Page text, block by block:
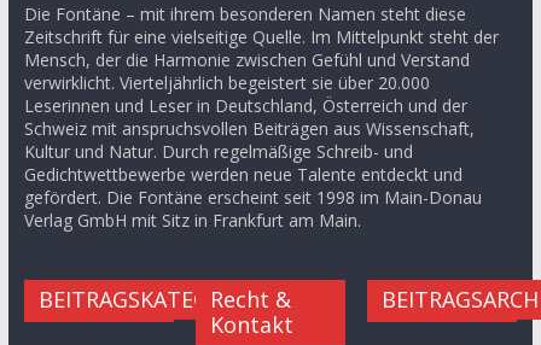
Die Fontäne – mit ihrem besonderen Namen steht diese
Zeitschrift für eine vielseitige Quelle. Im Mittelpunkt steht der
Mensch, der die Harmonie zwischen Gefühl und Verstand
verwirklicht. Vierteljährlich begeistert sie über 20.000
Leserinnen und Leser in Deutschland, Österreich und der
Schweiz mit anspruchsvollen Beiträgen aus Wissenschaft,
Kultur und Natur. Durch regelmäßige Schreib- und
Gedichtwettbewerbe werden neue Talente entdeckt und
gefördert. Die Fontäne erscheint seit 1998 im Main-Donau
Verlag GmbH mit Sitz in Frankfurt am Main.
BEITRAGSKATEGORIEN
Recht &
Kontakt